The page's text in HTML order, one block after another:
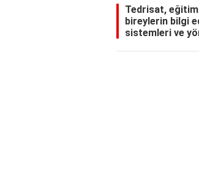
Tedrisat,
bireylerin bilgi
sistemleri ve